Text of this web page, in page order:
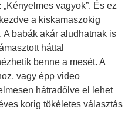
vagyok”. És ez
a kiskamaszokig
A babák akár aludhatnak is
háttal
benne a mesét. A
vagy épp video
hátradőlve el lehet
korig tökéletes választás